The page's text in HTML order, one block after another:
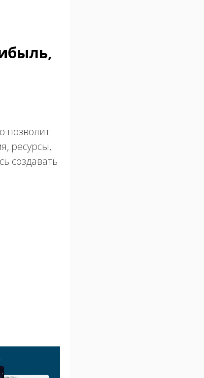
позволит
ресурсы,
создавать